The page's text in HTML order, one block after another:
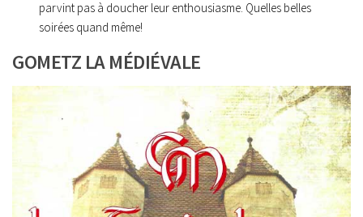
parvint pas à doucher leur enthousiasme. Quelles belles
soirées quand même!
GOMETZ LA MÉDIÉVALE